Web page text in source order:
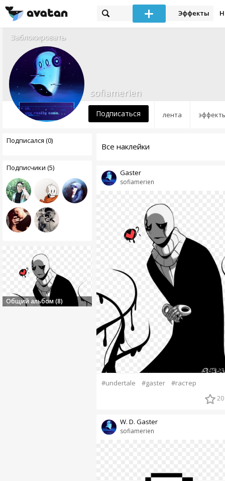
Эффекты
Заблокировать
лента
sofiamerien
Подписаться
Подписался (0)
Подписчики (5)
Общий альбом (8)
Все наклейки
sofiamerien
Gaster
#undertale #gaster #гастер
20
sofiamerien
W. D. Gaster